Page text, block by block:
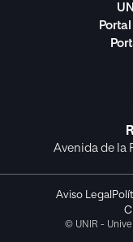
Avenida de la
Aviso Legal
© UNIR -